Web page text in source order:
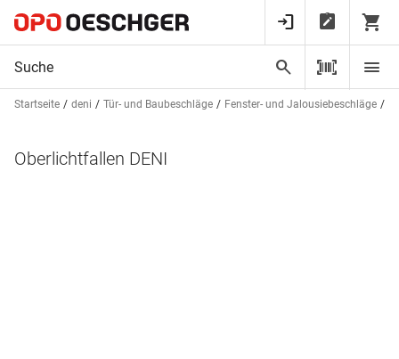
Startseite deni Tür- und Baubeschläge Fenster- und Jalousiebeschläge
Oberlichtfallen DENI